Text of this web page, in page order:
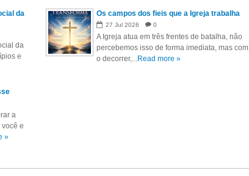
da
da
e
Os campos dos fieis que a Igreja trabalha
27 Jul 2026 0
A Igreja atua em três frentes de batalha, não
percebemos isso de forma imediata, mas com
o decorrer,...Read more »
a
e
»